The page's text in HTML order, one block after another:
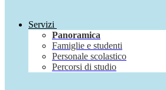
Servizi
Panoramica
Famiglie e studenti
Personale scolastico
Percorsi di studio